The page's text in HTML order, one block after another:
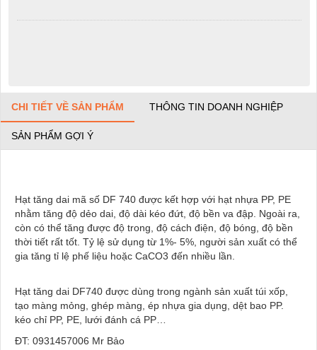
CHI TIẾT VỀ SẢN PHẨM THÔNG TIN DOANH NGHIỆP
SẢN PHẨM GỢI Ý
Hạt tăng dai mã số DF 740 được kết hợp với hạt nhựa PP, PE
nhằm tăng độ dẻo dai, độ dài kéo đứt, độ bền va đập. Ngoài ra,
còn có thể tăng được độ trong, độ cách điện, độ bóng, độ bền
thời tiết rất tốt. Tỷ lệ sử dụng từ 1%- 5%, người sản xuất có thể
gia tăng tỉ lệ phế liệu hoặc CaCO3 đến nhiều lần.
Hạt tăng dai DF740 được dùng trong ngành sản xuất túi xốp,
tạo màng mỏng, ghép màng, ép nhựa gia dụng, dệt bao PP.
kéo chỉ PP, PE, lưới đánh cá PP…
ĐT: 0931457006 Mr Bảo